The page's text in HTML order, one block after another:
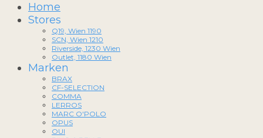
Home
Stores
Q19, Wien 1190
SCN, Wien 1210
Riverside, 1230 Wien
Outlet, 1180 Wien
Marken
BRAX
CF-SELECTION
COMMA
LERROS
MARC O'POLO
OPUS
OUI